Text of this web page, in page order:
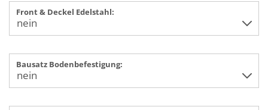
Front & Deckel Edelstahl:
Bausatz Bodenbefestigung: